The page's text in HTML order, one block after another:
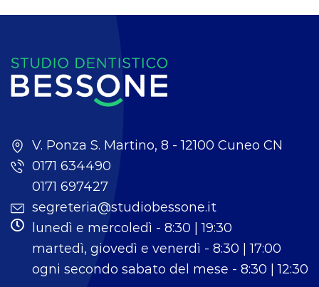
V. Ponza S. Martino, 8 - 12100 Cuneo CN
0171 634490
0171 697427
segreteria@studiobessone.it
lunedì e mercoledì - 8:30 | 19:30
martedì, giovedì e venerdì - 8:30 | 17:00
ogni secondo sabato del mese - 8:30 | 12:30